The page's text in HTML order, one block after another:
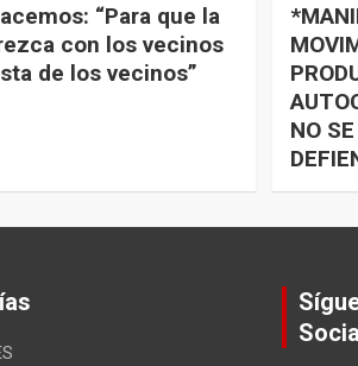
“Para que la
con los vecinos
de los vecinos”
NO